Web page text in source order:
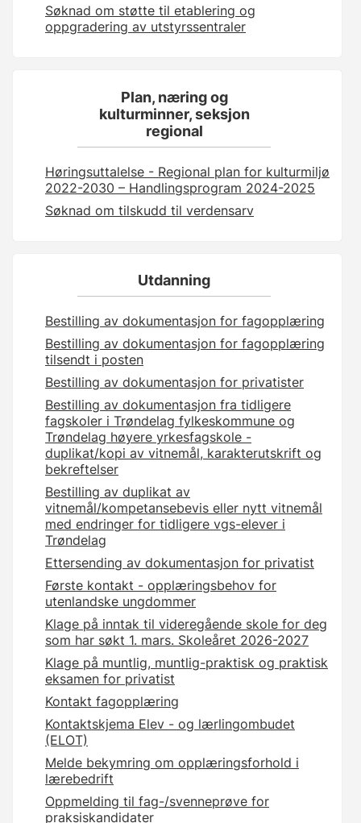
Søknad om støtte til etablering og
oppgradering av utstyrssentraler
Plan, næring og
kulturminner, seksjon
regional
Høringsuttalelse - Regional plan for kulturmiljø
2022-2030 – Handlingsprogram 2024-2025
Søknad om tilskudd til verdensarv
Utdanning
Bestilling av dokumentasjon for fagopplæring
Bestilling av dokumentasjon for fagopplæring
tilsendt i posten
Bestilling av dokumentasjon for privatister
Bestilling av dokumentasjon fra tidligere
fagskoler i Trøndelag fylkeskommune og
Trøndelag høyere yrkesfagskole -
duplikat/kopi av vitnemål, karakterutskrift og
bekreftelser
Bestilling av duplikat av
vitnemål/kompetansebevis eller nytt vitnemål
med endringer for tidligere vgs-elever i
Trøndelag
Ettersending av dokumentasjon for privatist
Første kontakt - opplæringsbehov for
utenlandske ungdommer
Klage på inntak til videregående skole for deg
som har søkt 1. mars. Skoleåret 2026-2027
Klage på muntlig, muntlig-praktisk og praktisk
eksamen for privatist
Kontakt fagopplæring
Kontaktskjema Elev - og lærlingombudet
(ELOT)
Melde bekymring om opplæringsforhold i
lærebedrift
Oppmelding til fag-/svenneprøve for
praksiskandidater